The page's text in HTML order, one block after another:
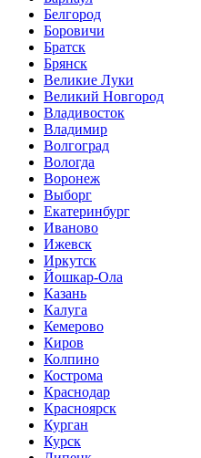
Белгород
Боровичи
Братск
Брянск
Великие Луки
Великий Новгород
Владивосток
Владимир
Волгоград
Вологда
Воронеж
Выборг
Екатеринбург
Иваново
Ижевск
Иркутск
Йошкар-Ола
Казань
Калуга
Кемерово
Киров
Колпино
Кострома
Краснодар
Красноярск
Курган
Курск